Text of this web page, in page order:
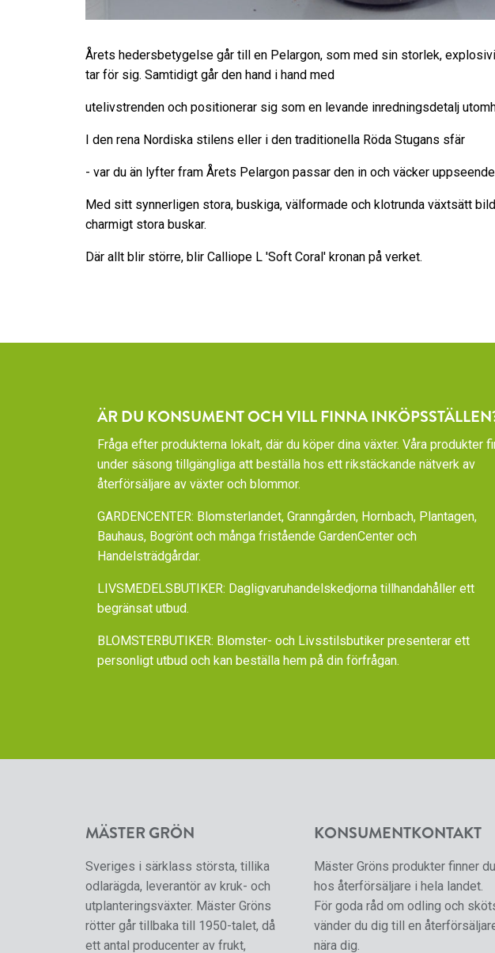
Årets hedersbetygelse går till en Pelargon, som med sin storlek,
tar för sig. Samtidigt går den hand i hand med
utelivstrenden och positionerar sig som en levande inredningsdetalj
I den rena Nordiska stilens eller i den traditionella Röda Stugans sfär
- var du än lyfter fram Årets Pelargon passar den in och väcker
Med sitt synnerligen stora, buskiga, välformade och klotrunda växtsätt
charmigt stora buskar.
Där allt blir större, blir Calliope L 'Soft Coral' kronan på verket.
ÄR DU KONSUMENT OCH VILL FINNA
Fråga efter produkterna lokalt, där du köper dina växter. Våra produkter
under säsong tillgängliga att beställa hos ett rikstäckande nätverk av
återförsäljare av växter och blommor.
GARDENCENTER: Blomsterlandet, Granngården, Hornbach, Plantagen,
Bauhaus, Bogrönt och många fristående GardenCenter och
Handelsträdgårdar.
LIVSMEDELSBUTIKER: Dagligvaruhandelskedjorna tillhandahåller ett
begränsat utbud.
BLOMSTERBUTIKER: Blomster- och Livsstilsbutiker presenterar ett
personligt utbud och kan beställa hem på din förfrågan.
MÄSTER GRÖN
Sveriges i särklass största, tillika
odlarägda, leverantör av kruk- och
utplanteringsväxter. Mäster Gröns
rötter går tillbaka till 1950-talet, då
ett antal producenter av frukt,
KONSUMENTKONTAKT
Mäster Gröns produkter finner du
hos återförsäljare i hela landet.
För goda råd om odling och
vänder du dig till en
nära dig.